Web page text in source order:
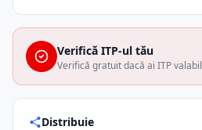
Verifică ITP-ul tău
Verifică gratuit dacă ai ITP valabil
Distribuie